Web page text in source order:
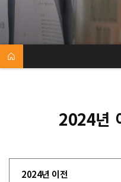
2024년
2024년 이전